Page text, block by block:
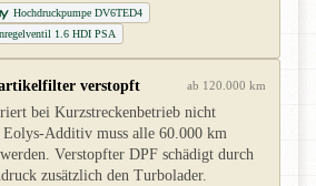
Hochdruckpumpe DV6TED4
1.6 HDI PSA
verstopft ab 120.000 km
bei Kurzstreckenbetrieb nicht
Additiv muss alle 60.000 km
Verstopfter DPF schädigt durch
zusätzlich den Turbolader.